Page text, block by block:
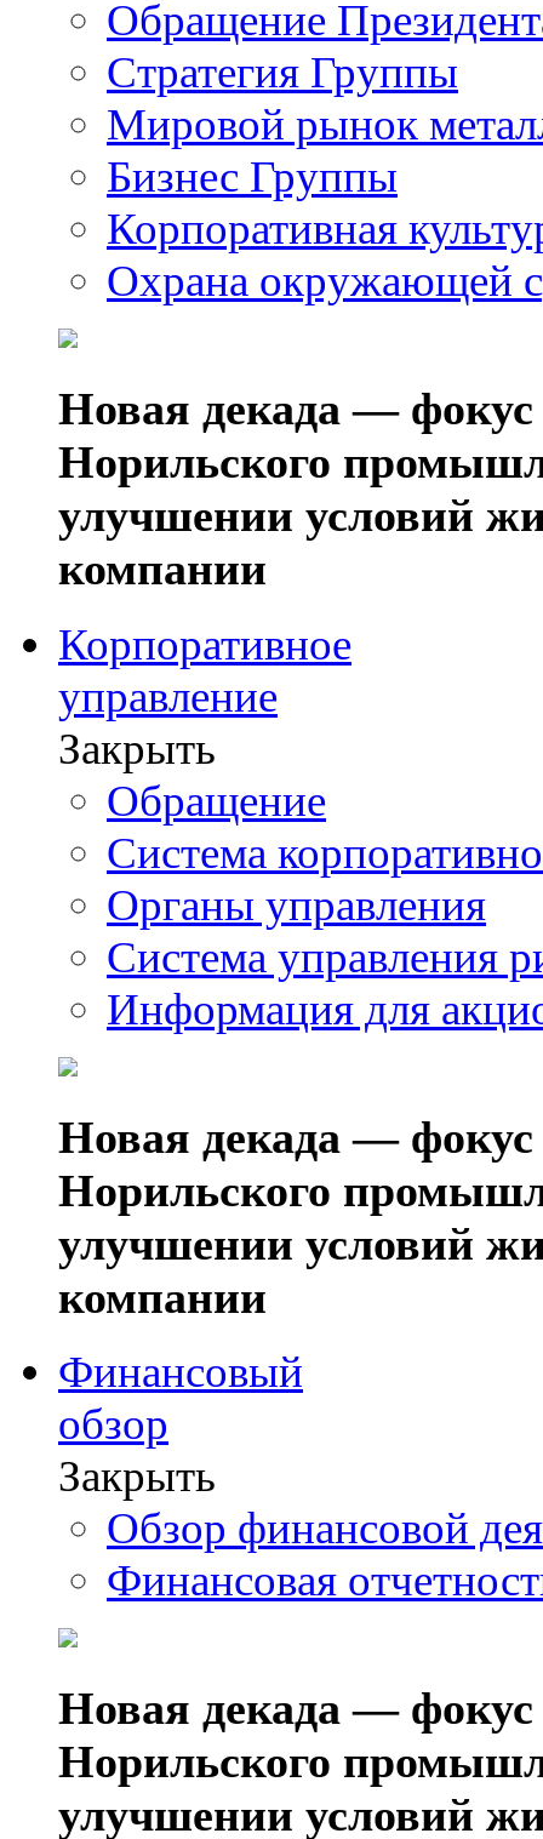
Обращение
Стратегия Группы
Мировой рынок
Бизнес Группы
Корпоративная
Охрана окружающей
Новая декада — фокус
Норильского
улучшении условий
компании
Корпоративное
управление
Закрыть
Обращение
Система
Органы управления
Система управления
Информация для
Новая декада — фокус
Норильского
улучшении условий
компании
Финансовый
обзор
Закрыть
Обзор финансовой
Финансовая
Новая декада — фокус
Норильского
улучшении условий